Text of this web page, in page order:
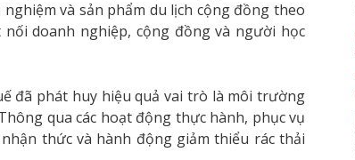
và sản phẩm du lịch cộng đồng theo
doanh nghiệp, cộng đồng và người học
đã phát huy hiệu quả vai trò là môi trường
qua các hoạt động thực hành, phục vụ
thức và hành động giảm thiểu rác thải